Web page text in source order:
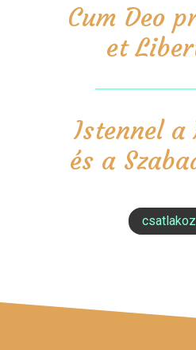
Cum Deo
et
Istennel a
és a